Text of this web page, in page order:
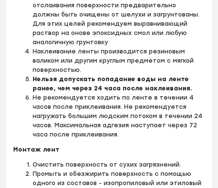
отслаивания поверхности предварительно
должны быть очищены от шелухи и загрунтованы.
Для этих целей рекомендуем выравнивающий
раствор на онове эпоксидных смол или любую
аналогичную грунтовку
Наклеивание ленты производится резиновым
валиком или другим круглым предметом с мягкой
поверхностью.
Нельзя допускать попадание воды на ленте
ранее, чем через 24 часа после наклеивания.
Не рекомендуется ходить по ленте в течении 4
часов после приклеивания. Не рекомендуется
нагружать большим людским потоком в течении 24
часов. Максимальная адгезия наступает через 72
часа после приклеивания.
Монтаж лент
Очистить поверхность от сухих загрязнений.
Промыть и обезжирить поверхность с помощью
одного из составов - изопропиловый или этиловый